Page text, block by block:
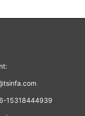
15318444939